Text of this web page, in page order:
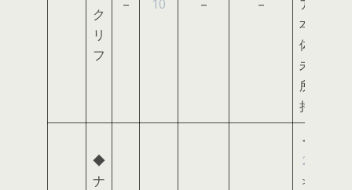
ク
リ
フ
– 10 – –
ア
本
体
未
所
持
◆
ナ
＜
２
＞